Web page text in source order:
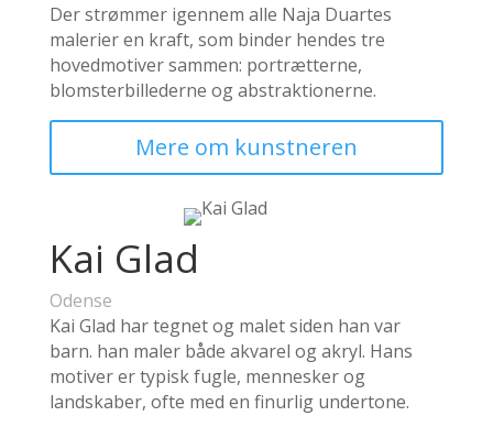
Der strømmer igennem alle Naja Duartes
malerier en kraft, som binder hendes tre
hovedmotiver sammen: portrætterne,
blomsterbillederne og abstraktionerne.
Mere om kunstneren
Kai Glad
Odense
Kai Glad har tegnet og malet siden han var
barn. han maler både akvarel og akryl. Hans
motiver er typisk fugle, mennesker og
landskaber, ofte med en finurlig undertone.